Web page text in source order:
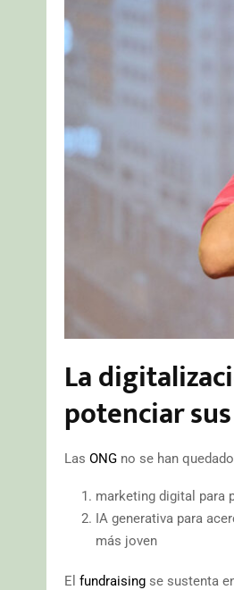
La
potenciar
Las ONG no se han
marketing digital para
IA generativa para
más joven
El fundraising se sustenta